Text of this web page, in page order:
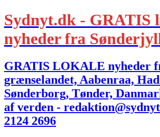
Sydnyt.dk - GRATIS
nyheder fra
GRATIS LOKALE nyheder
grænselandet, Aabenraa,
Sønderborg, Tønder,
af verden -
2124 2696